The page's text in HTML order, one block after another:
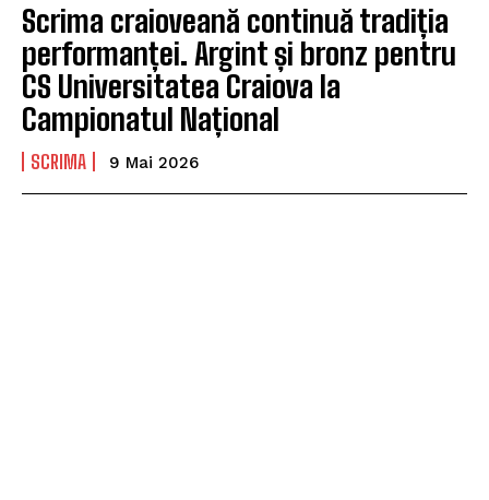
Scrima craioveană continuă tradiția
performanței. Argint și bronz pentru
CS Universitatea Craiova la
Campionatul Național
SCRIMA 9 Mai 2026